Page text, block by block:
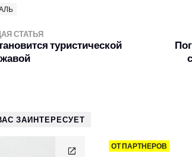
СТАТЬЯ
туристической
ЗАИНТЕРЕСУЕТ
ОТ ПАРТНЕРОВ